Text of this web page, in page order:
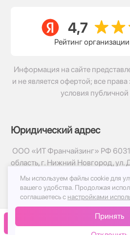
В корзину
Рейтинг
Информация на сайте
и не является офертой; все
условия
Юридический адрес
ООО «ИТ Франчайзинг» РФ
область, г. Нижний Новгород,
© 2017-2026г, База Цветов 24.ру
Политика конфиденциальности
Публичная оферта
Мы используем файлы cookie для
вашего удобства. Продолжая
соглашаетесь с настройками
Принять